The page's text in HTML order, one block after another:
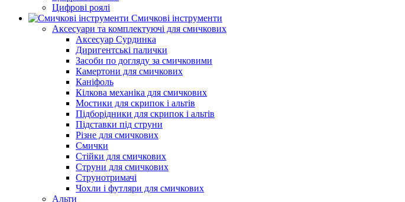
Цифрові роялі
Смичкові інструменти
Аксесуари та комплектуючі для смичкових
Аксесуар Сурдинка
Диригентські палички
Засоби по догляду за смичковими
Камертони для смичкових
Каніфоль
Кілкова механіка для смичкових
Мостики для скрипок і альтів
Підборiдники для скрипок і альтів
Підставки під струни
Різне для смичкових
Смички
Стійки для смичкових
Струни для смичкових
Струнотримачі
Чохли і футляри для смичкових
Альти